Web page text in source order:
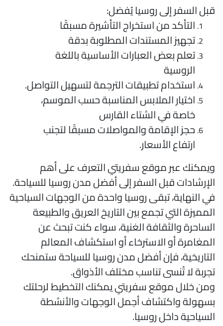
السفر إلى روسيا يُفضل:
التأكد من استخراج التأشيرة مسبقًا
تجهيز المستندات المطلوبة بدقة
تعلم بعض العبارات الأساسية باللغة
الروسية
استخدام تطبيقات الترجمة لتسهيل التواصل.
اختيار الملابس المناسبة حسب الموسم،
خاصة في الشتاء القارس
حجز الإقامة والمواصلات مسبقًا لتجنب
ارتفاع الأسعار.
عبر موقع سفريتي التعرف على أهم
قبل السفر إلى أفضل مدن روسيا للسياحة.
النهاية، تبقى روسيا واحدة من الوجهات السياحية
التي تجمع بين التاريخ العريق والطبيعة
والثقافة الغنية، سواء كنت تبحث عن
أو الاسترخاء أو استكشاف المعالم
فإن أفضل مدن روسيا للسياحة ستمنحك
لا تُنسى تناسب مختلف الأذواق.
خلال موقع سفريتي يمكنك التخطيط لرحلتك
واكتشاف أجمل الوجهات والأنشطة
داخل روسيا.